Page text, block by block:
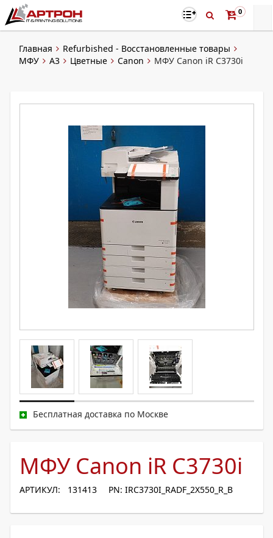
0
Главная
Refurbished - Восстановленные товары
МФУ
A3 Цветные Canon МФУ Canon iR C3730i
Бесплатная доставка по Москве
МФУ Canon iR C3730i
АРТИКУЛ: 131413 PN: IRC3730I_RADF_2X550_R_B